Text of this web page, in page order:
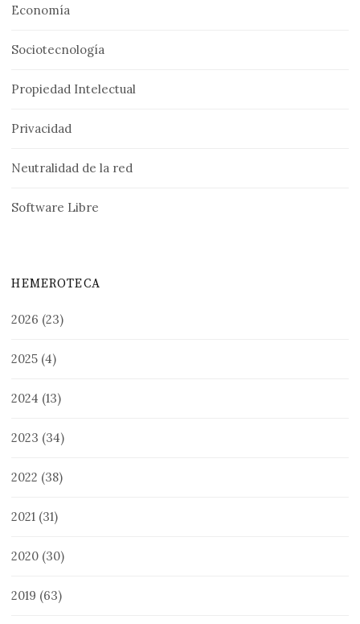
Economía
Sociotecnología
Propiedad Intelectual
Privacidad
Neutralidad de la red
Software Libre
HEMEROTECA
2026 (23)
2025 (4)
2024 (13)
2023 (34)
2022 (38)
2021 (31)
2020 (30)
2019 (63)